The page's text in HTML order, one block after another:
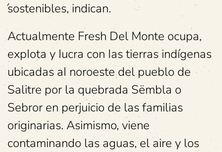
́sostenibles, indican.
Actualmente Fresh Del Monte ocupa,
expIota y Iucra con Ias tierras indígenas
ubicadas aI noroeste del pueblo de
Salitre por la quebrada Sëmbla o
Sebror en perjuicio de las familias
originarias. Asimismo, viene
contaminando las aguas, el aire y los